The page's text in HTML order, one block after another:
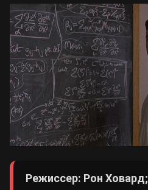
Режиссер: Рон Ховард;